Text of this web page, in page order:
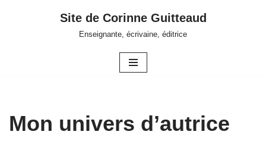
Site de Corinne Guitteaud
Enseignante, écrivaine, éditrice
Mon univers d’autrice